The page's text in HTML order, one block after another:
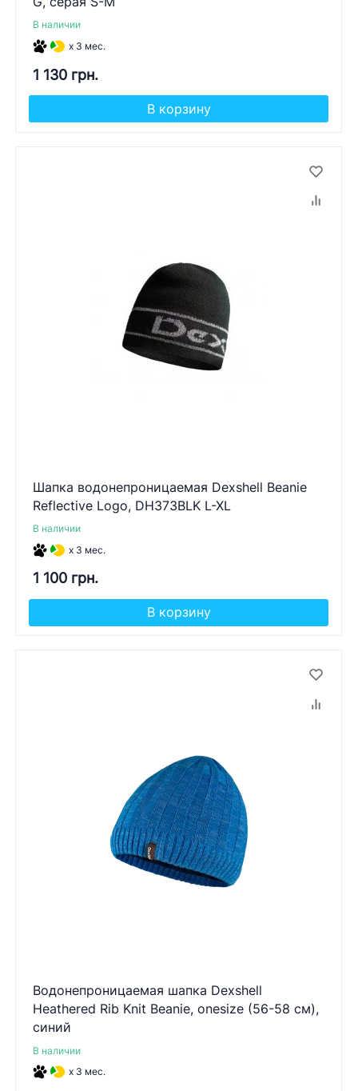
В наличии
x 3 мес.
1 130 грн.
В корзину
Шапка водонепроницаемая Dexshell Beanie
Reflective Logo, DH373BLK L-XL
В наличии
x 3 мес.
1 100 грн.
В корзину
Водонепроницаемая шапка Dexshell
Heathered Rib Knit Beanie, onesize (56-58 см),
синий
В наличии
x 3 мес.